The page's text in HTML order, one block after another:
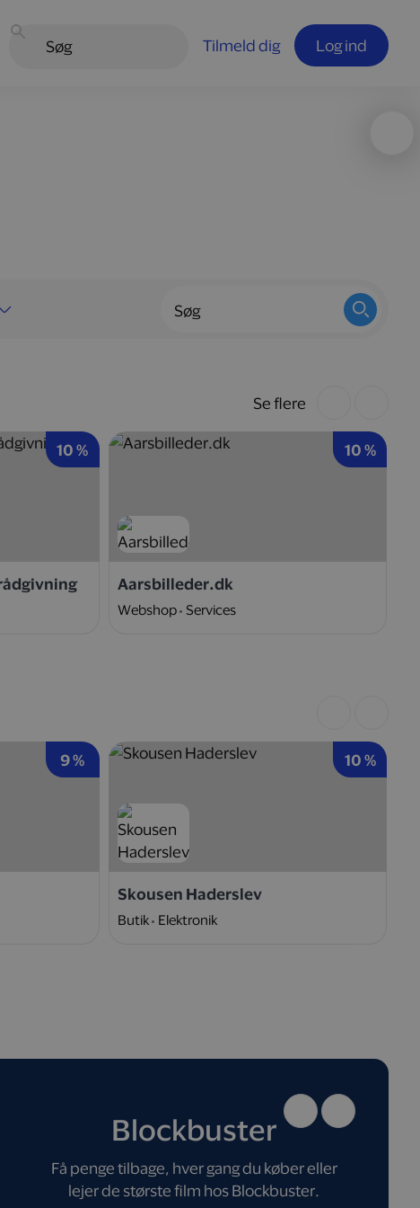
Tilmeld dig Log ind
10 % 10 %
Aarsbilleder.dk
Webshop Services
Se flere
9 % 10 %
Skousen Haderslev
Butik Elektronik
Blockbuster
Få penge tilbage, hver gang du køber eller
lejer de største film hos Blockbuster.